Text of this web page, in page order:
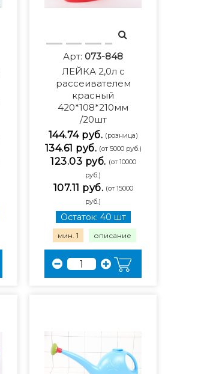
Арт: 073-848
ЛЕЙКА 2,0л с
рассеивателем
красный
420*108*210мм
/20шт
144.74 руб. (розница)
134.61 руб. (от 5000 руб.)
123.03 руб. (от 10000
руб.)
107.11 руб. (от 15000
руб.)
Остаток: 40 шт
мин. 1 описание